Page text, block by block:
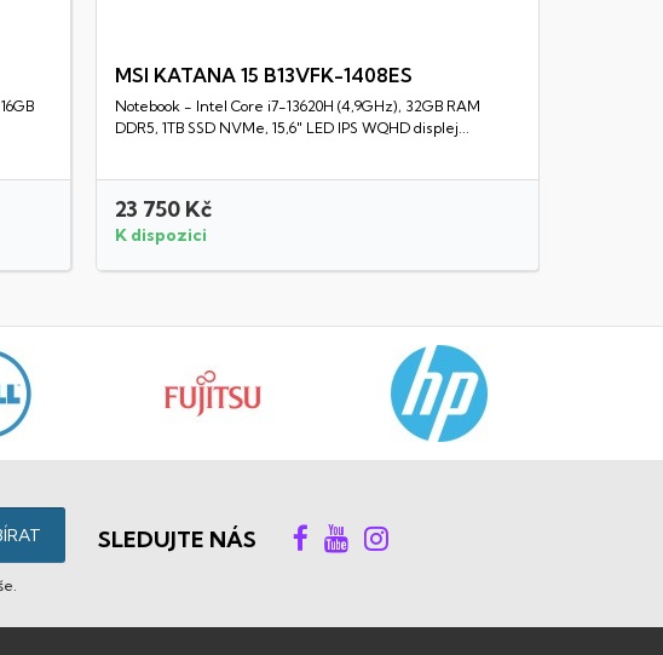
Rychlý náhled
MSI KATANA 15 B13VFK-1408ES
Notebook - Intel Core i7-13620H (4,9GHz), 32GB RAM
DDR5, 1TB SSD NVMe, 15,6" LED IPS WQHD displej...
23 750 Kč
K dispozici
SLEDUJTE NÁS